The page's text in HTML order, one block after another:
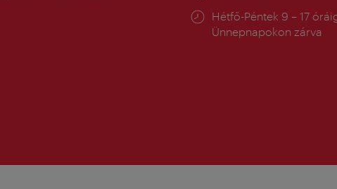
Nyitva
tartás:
Hétfő-Péntek 9 – 17
Ünnepnapokon zárva